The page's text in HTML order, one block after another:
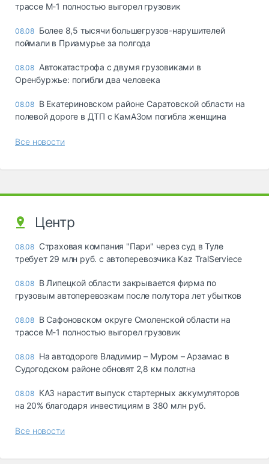
трассе М-1 полностью выгорел грузовик
08.08 Более 8,5 тысячи большегрузов-нарушителей
поймали в Приамурье за полгода
08.08 Автокатастрофа с двумя грузовиками в
Оренбуржье: погибли два человека
08.08 В Екатериновском районе Саратовской области на
полевой дороге в ДТП с КамАЗом погибла женщина
Все новости
Центр
08.08 Страховая компания "Пари" через суд в Туле
требует 29 млн руб. с автоперевозчика Kaz TralServiece
08.08 В Липецкой области закрывается фирма по
грузовым автоперевозкам после полутора лет убытков
08.08 В Сафоновском округе Смоленской области на
трассе М-1 полностью выгорел грузовик
08.08 На автодороге Владимир – Муром – Арзамас в
Судогодском районе обновят 2,8 км полотна
08.08 КАЗ нарастит выпуск стартерных аккумуляторов
на 20% благодаря инвестициям в 380 млн руб.
Все новости